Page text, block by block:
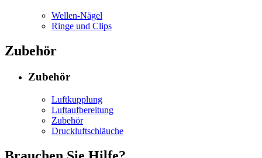
Wellen-Nägel
Ringe und Clips
Zubehör
Zubehör
Luftkupplung
Luftaufbereitung
Zubehör
Druckluftschläuche